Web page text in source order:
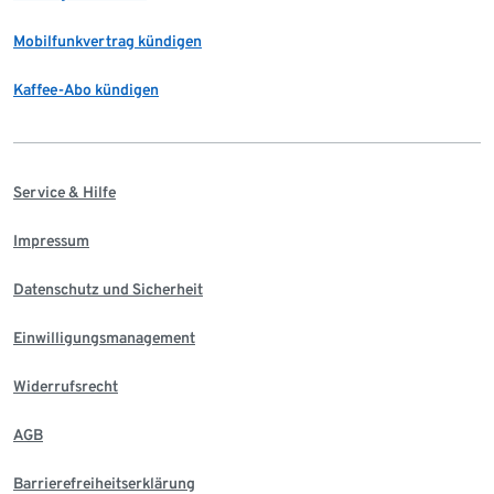
Mobilfunkvertrag kündigen
Kaffee-Abo kündigen
Service & Hilfe
Impressum
Datenschutz und Sicherheit
Einwilligungsmanagement
Widerrufsrecht
AGB
Barrierefreiheitserklärung